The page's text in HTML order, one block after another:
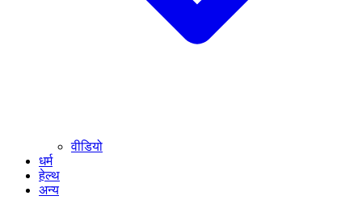
वीडियो
धर्म
हेल्थ
अन्य